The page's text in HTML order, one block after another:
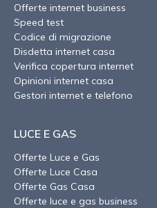
Offerte internet business
Speed test
Codice di migrazione
Disdetta internet casa
Verifica copertura internet
Opinioni internet casa
Gestori internet e telefono
LUCE E GAS
Offerte Luce e Gas
Offerte Luce Casa
Offerte Gas Casa
Offerte luce e gas business